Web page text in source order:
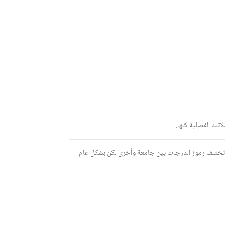
لاخرى، فهناك جامعات نظام معدلها من 4 وهناك جامعات نظام معدلها من 5، إضافة الى ذلك تختلف رموز الدرجات بين جامعة وأخرى لكن بشكل عام